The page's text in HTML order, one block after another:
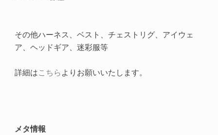
その他ハーネス、ベスト、チェストリグ、アイウェ
ア、ヘッドギア、迷彩服等
詳細はこちら よりお願いいたします。
メタ情報